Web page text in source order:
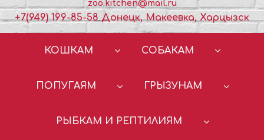
zoo.kitchen@mail.ru
+7(949) 199-85-58 Донецк, Макеевка, Харцызск
КОШКАМ СОБАКАМ
ПОПУГАЯМ ГРЫЗУНАМ
РЫБКАМ И РЕПТИЛИЯМ